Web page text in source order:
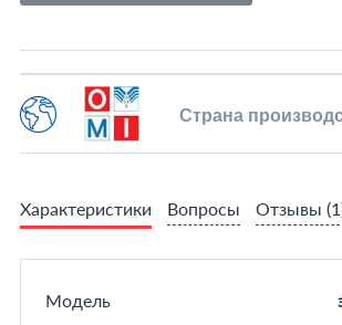
Страна
Характеристики Вопросы Отзывы
Модель